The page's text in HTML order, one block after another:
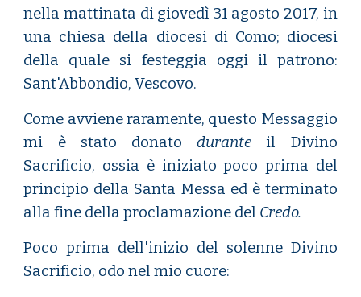
nella mattinata di giovedì 31 agosto 2017, in
una chiesa della diocesi di Como; diocesi
della quale si festeggia oggi il patrono:
Sant'Abbondio, Vescovo.
Come avviene raramente, questo Messaggio
mi è stato donatodurante il Divino
Sacrificio, ossia è iniziato poco prima del
principio della Santa Messa ed è terminato
alla fine della proclamazione del Credo.
Poco prima dell'inizio del solenne Divino
Sacrificio, odo nel mio cuore: